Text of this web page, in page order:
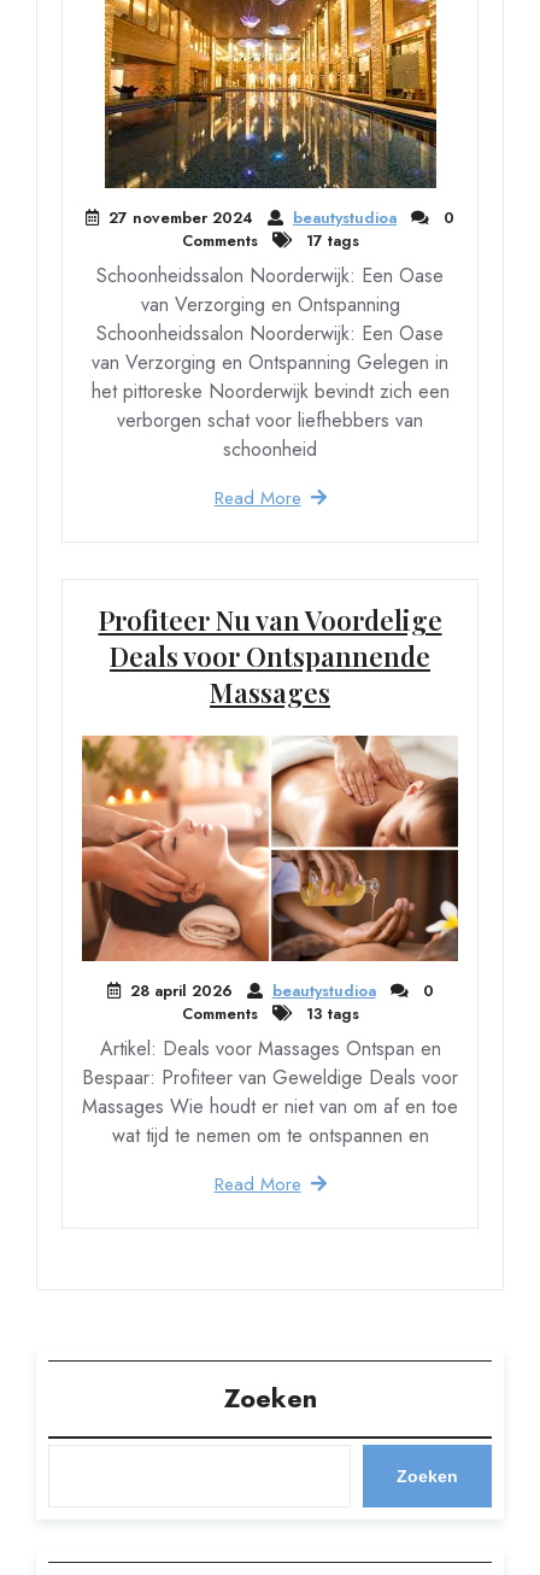
27 november 2024 beautystudioa
0
Comments
17 tags
Schoonheidssalon Noorderwijk: Een Oase
van Verzorging en Ontspanning
Schoonheidssalon Noorderwijk: Een Oase
van Verzorging en Ontspanning Gelegen in
het pittoreske Noorderwijk bevindt zich een
verborgen schat voor liefhebbers van
schoonheid
Read More
Profiteer Nu van Voordelige
Deals voor Ontspannende
Massages
28 april 2026 beautystudioa
0
Comments
13 tags
Artikel: Deals voor Massages Ontspan en
Bespaar: Profiteer van Geweldige Deals voor
Massages Wie houdt er niet van om af en toe
wat tijd te nemen om te ontspannen en
Read More
Zoeken
Zoeken